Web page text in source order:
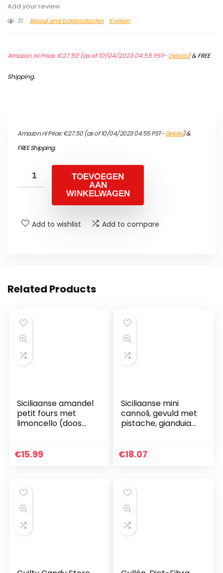
Add your review
31
Brood and bakproducten Koeken
Amazon.nl Price:€27.50(as of 10/04/2023 04:55 PST- Details)&FREE
Shipping.
Amazon.nl Price:€27.50(as of 10/04/2023 04:55 PST-Details)&
FREE Shipping.
TOEVOEGEN
AAN
WINKELWAGEN
Add to wishlist Add to compare
Related Products
Siciliaanse amandel
petit fours met
limoncello (doos
van AMBACHTELIJK
€15.99
Siciliaanse mini
cannoli, gevuld met
pistache, gianduia
18 Mini Cannoli in
€18.07